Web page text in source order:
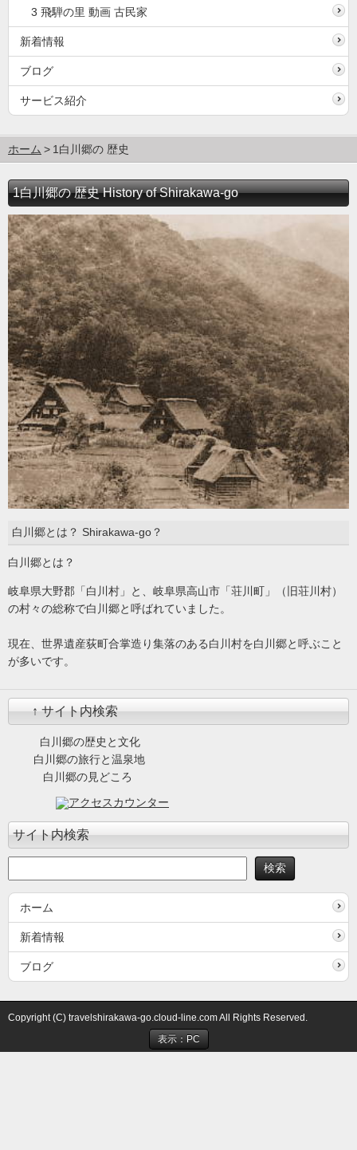
3 飛騨の里 動画 古民家
新着情報
ブログ
サービス紹介
ホーム 1白川郷の 歴史
1白川郷の 歴史 History of Shirakawa-go
白川郷とは？ Shirakawa-go？
白川郷とは？
岐阜県大野郡「白川村」と、岐阜県高山市「荘川町」（旧荘川村）
の村々の総称で白川郷と呼ばれていました。
現在、世界遺産荻町合掌造り集落のある白川村を白川郷と呼ぶこと
が多いです。
↑ サイト内検索
白川郷の歴史と文化
白川郷の旅行と温泉地
白川郷の見どころ
サイト内検索
ホーム
新着情報
ブログ
Copyright (C) travelshirakawa-go.cloud-line.com All Rights Reserved.
表示：PC